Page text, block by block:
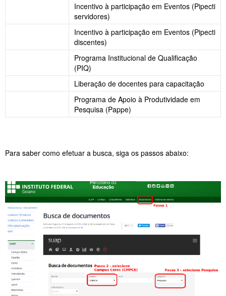
Incentivo à participação em Eventos (Pipecti
servidores)
Incentivo à participação em Eventos (Pipecti
discentes)
Programa Institucional de Qualificação
(PIQ)
Liberação de docentes para capacitação
Programa de Apoio à Produtividade em
Pesquisa (Pappe)
Para saber como efetuar a busca, siga os passos abaixo: